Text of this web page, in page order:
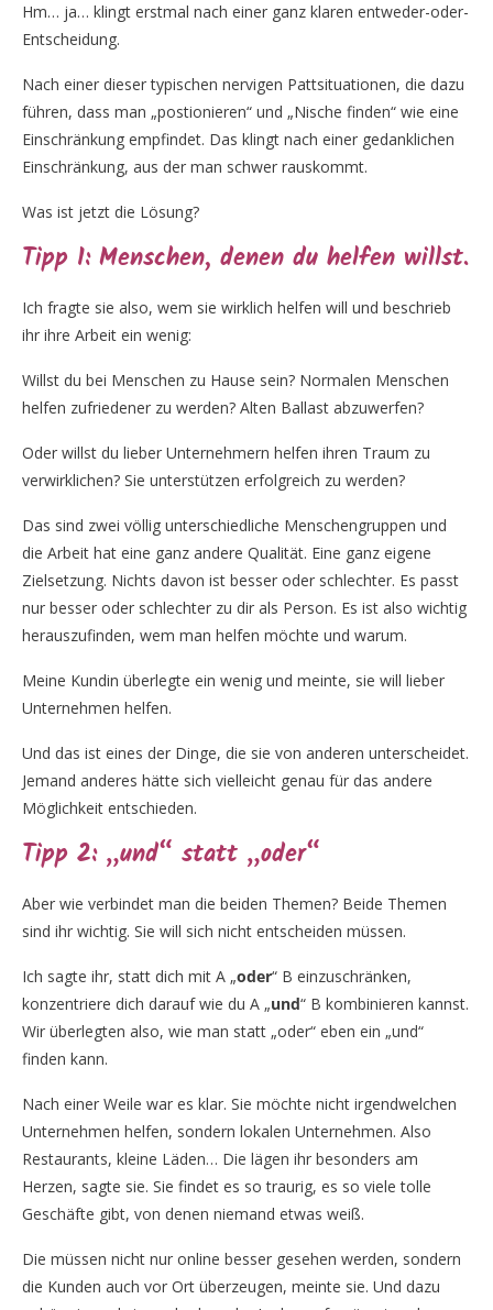
Hm… ja… klingt erstmal nach einer ganz klaren entweder-oder-
Entscheidung.
Nach einer dieser typischen nervigen Pattsituationen, die dazu
führen, dass man „postionieren“ und „Nische finden“ wie eine
Einschränkung empfindet. Das klingt nach einer gedanklichen
Einschränkung, aus der man schwer rauskommt.
Was ist jetzt die Lösung?
Tipp 1: Menschen, denen du helfen willst.
Ich fragte sie also, wem sie wirklich helfen will und beschrieb
ihr ihre Arbeit ein wenig:
Willst du bei Menschen zu Hause sein? Normalen Menschen
helfen zufriedener zu werden? Alten Ballast abzuwerfen?
Oder willst du lieber Unternehmern helfen ihren Traum zu
verwirklichen? Sie unterstützen erfolgreich zu werden?
Das sind zwei völlig unterschiedliche Menschengruppen und
die Arbeit hat eine ganz andere Qualität. Eine ganz eigene
Zielsetzung. Nichts davon ist besser oder schlechter. Es passt
nur besser oder schlechter zu dir als Person. Es ist also wichtig
herauszufinden, wem man helfen möchte und warum.
Meine Kundin überlegte ein wenig und meinte, sie will lieber
Unternehmen helfen.
Und das ist eines der Dinge, die sie von anderen unterscheidet.
Jemand anderes hätte sich vielleicht genau für das andere
Möglichkeit entschieden.
Tipp 2: „und“ statt „oder“
Aber wie verbindet man die beiden Themen? Beide Themen
sind ihr wichtig. Sie will sich nicht entscheiden müssen.
Ich sagte ihr, statt dich mit A „oder“ B einzuschränken,
konzentriere dich darauf wie du A „und“ B kombinieren kannst.
Wir überlegten also, wie man statt „oder“ eben ein „und“
finden kann.
Nach einer Weile war es klar. Sie möchte nicht irgendwelchen
Unternehmen helfen, sondern lokalen Unternehmen. Also
Restaurants, kleine Läden… Die lägen ihr besonders am
Herzen, sagte sie. Sie findet es so traurig, es so viele tolle
Geschäfte gibt, von denen niemand etwas weiß.
Die müssen nicht nur online besser gesehen werden, sondern
die Kunden auch vor Ort überzeugen, meinte sie. Und dazu